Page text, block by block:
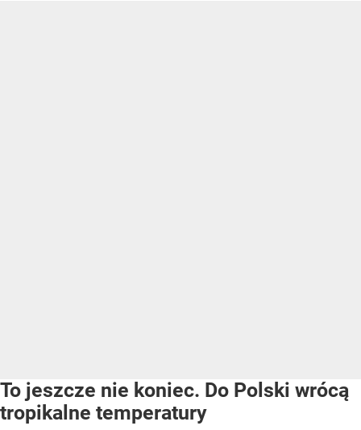
To jeszcze nie koniec. Do Polski wrócą
tropikalne temperatury